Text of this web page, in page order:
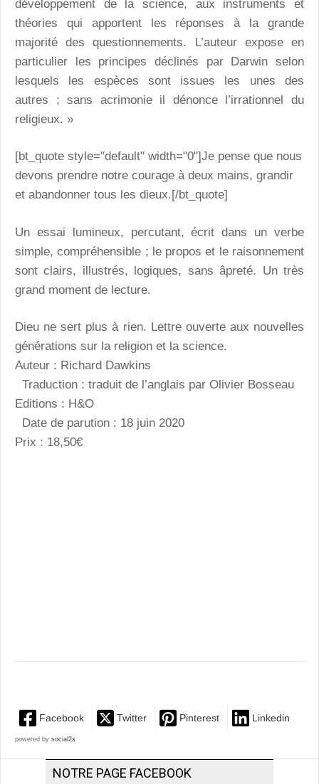
développement de la science, aux instruments et
théories qui apportent les réponses à la grande
majorité des questionnements. L’auteur expose en
particulier les principes déclinés par Darwin selon
lesquels les espèces sont issues les unes des
autres ; sans acrimonie il dénonce l’irrationnel du
religieux. »
[bt_quote style="default" width="0"]Je pense que nous
devons prendre notre courage à deux mains, grandir
et abandonner tous les dieux.[/bt_quote]
Un essai lumineux, percutant, écrit dans un verbe
simple, compréhensible ; le propos et le raisonnement
sont clairs, illustrés, logiques, sans âpreté. Un très
grand moment de lecture.
Dieu ne sert plus à rien. Lettre ouverte aux nouvelles
générations sur la religion et la science.
Auteur : Richard Dawkins
Traduction : traduit de l’anglais par Olivier Bosseau
Editions : H&O
Date de parution : 18 juin 2020
Prix : 18,50€
Facebook Twitter Pinterest Linkedin
powered by social2s
NOTRE PAGE FACEBOOK